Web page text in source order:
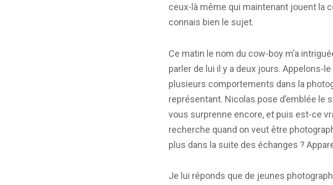
ceux-là même qui maintenant jouent la
connais bien le sujet.
Ce matin le nom du cow-boy m’a
parler de lui il y a deux jours. Appelons-
plusieurs comportements dans la
représentant. Nicolas pose d’emblée le
vous surprenne encore, et puis est-ce
recherche quand on veut être
plus dans la suite des échanges ?
Je lui réponds que de jeunes